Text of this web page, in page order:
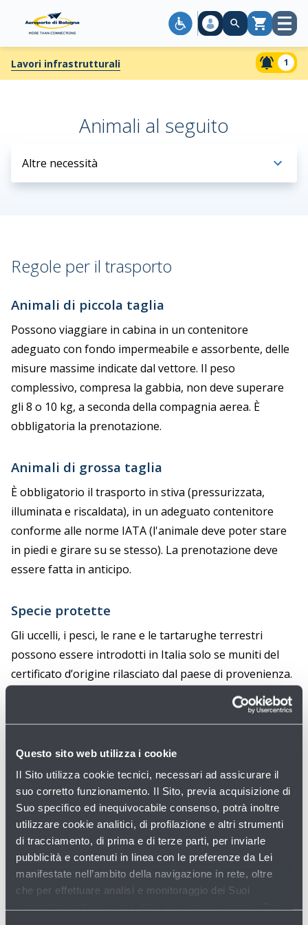
Questo sito web utilizza i cookie
Il Sito utilizza cookie tecnici, necessari ad assicurare il
suo corretto funzionamento. Il Sito, previa acquisizione di
Suo specifico ed inequivocabile consenso, potrà inoltre
utilizzare cookie analitici, di profilazione e altri strumenti
di tracciamento, di prima e di terze parti, per inviarle
pubblicità e contenuti in linea con le preferenze da Lei
manifestate nell’ambito della navigazione in rete, oltre
che per effettuare analisi e monitoraggio dei Suoi
CarrelloApri
Lavori infrastrutturali 1
Animali al seguito
Altre necessità
Regole per il trasporto
Animali di piccola taglia
Possono viaggiare in cabina in un contenitore
adeguato con fondo impermeabile e assorbente, delle
misure massime indicate dal vettore. Il peso
complessivo, compresa la gabbia, non deve superare
gli 8 o 10 kg, a seconda della compagnia aerea. È
obbligatoria la prenotazione.
Animali di grossa taglia
È obbligatorio il trasporto in stiva (pressurizzata,
illuminata e riscaldata), in un adeguato contenitore
conforme alle norme IATA (l'animale deve poter stare
in piedi e girare su se stesso). La prenotazione deve
essere fatta in anticipo.
Specie protette
Gli uccelli, i pesci, le rane e le tartarughe terrestri
possono essere introdotti in Italia solo se muniti del
certificato d’origine rilasciato dal paese di provenienza.
Per le specie protette (pappagalli, tartarughe
acquatiche, pesci ornamentali...) è necessario esibire il
Per maggiori informazioni, consultate il sito ufficiale
del CITES (Convenzione di Washington sul commercio
internazionale delle specie di fauna e flora minacciate di
estinzione):www.cites.org